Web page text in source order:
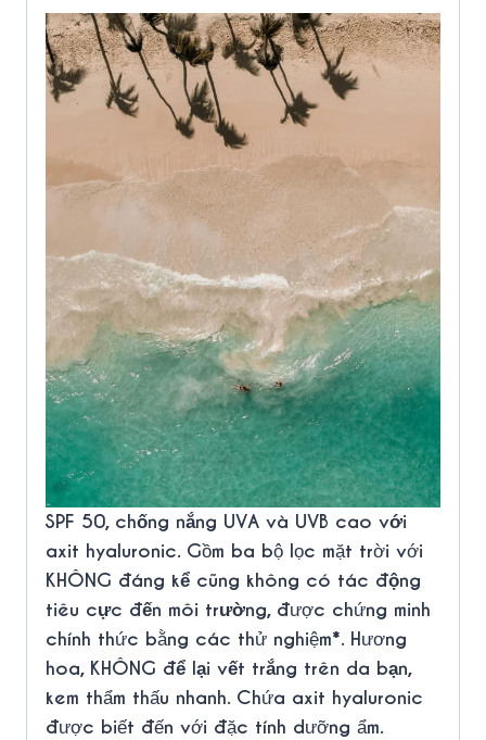
SPF 50, chống nắng UVA và UVB cao với
axit hyaluronic. Gồm ba bộ lọc mặt trời với
KHÔNG đáng kể cũng không có tác động
tiêu cực đến môi trường, được chứng minh
chính thức bằng các thử nghiệm*. Hương
hoa, KHÔNG để lại vết trắng trên da bạn,
kem thẩm thấu nhanh. Chứa axit hyaluronic
được biết đến với đặc tính dưỡng ẩm.